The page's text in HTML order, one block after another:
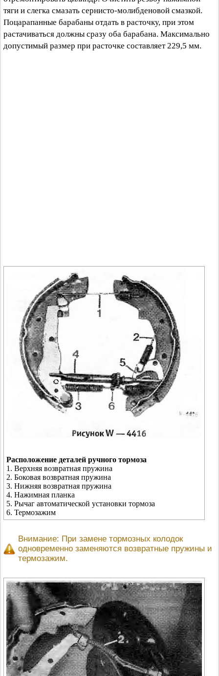
тяги и слегка смазать сернисто-молибденовой смазкой.
Поцарапанные барабаны отдать в расточку, при этом
растачиваться должны сразу оба барабана. Максимально
допустимый размер при расточке составляет 229,5 мм.
Расположение деталей ручного тормоза
1. Верхняя возвратная пружина
2. Боковая возвратная пружина
3. Нижняя возвратная пружина
4. Нажимная планка
5. Рычаг автоматической установки тормоза
6. Термозажим
Внимание: При замене тормозных колодок
одновременно заменяются возвратные пружины и
термозажим.